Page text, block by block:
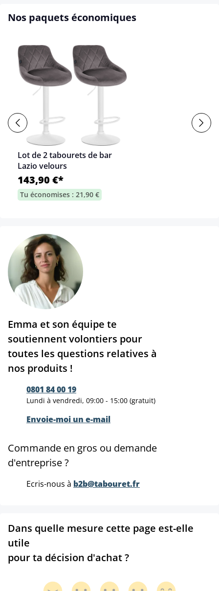
Nos paquets économiques
Lot de 2 tabourets de bar
Lazio velours
143,90 €*
Tu économises : 21,90 €
Emma et son équipe te
soutiennent volontiers pour
toutes les questions relatives à
nos produits !
0801 84 00 19
Lundi à vendredi, 09:00 - 15:00 (gratuit)
Envoie-moi un e-mail
Commande en gros ou demande
d'entreprise ?
Ecris-nous à b2b@tabouret.fr
Dans quelle mesure cette page est-elle
utile
pour ta décision d'achat ?